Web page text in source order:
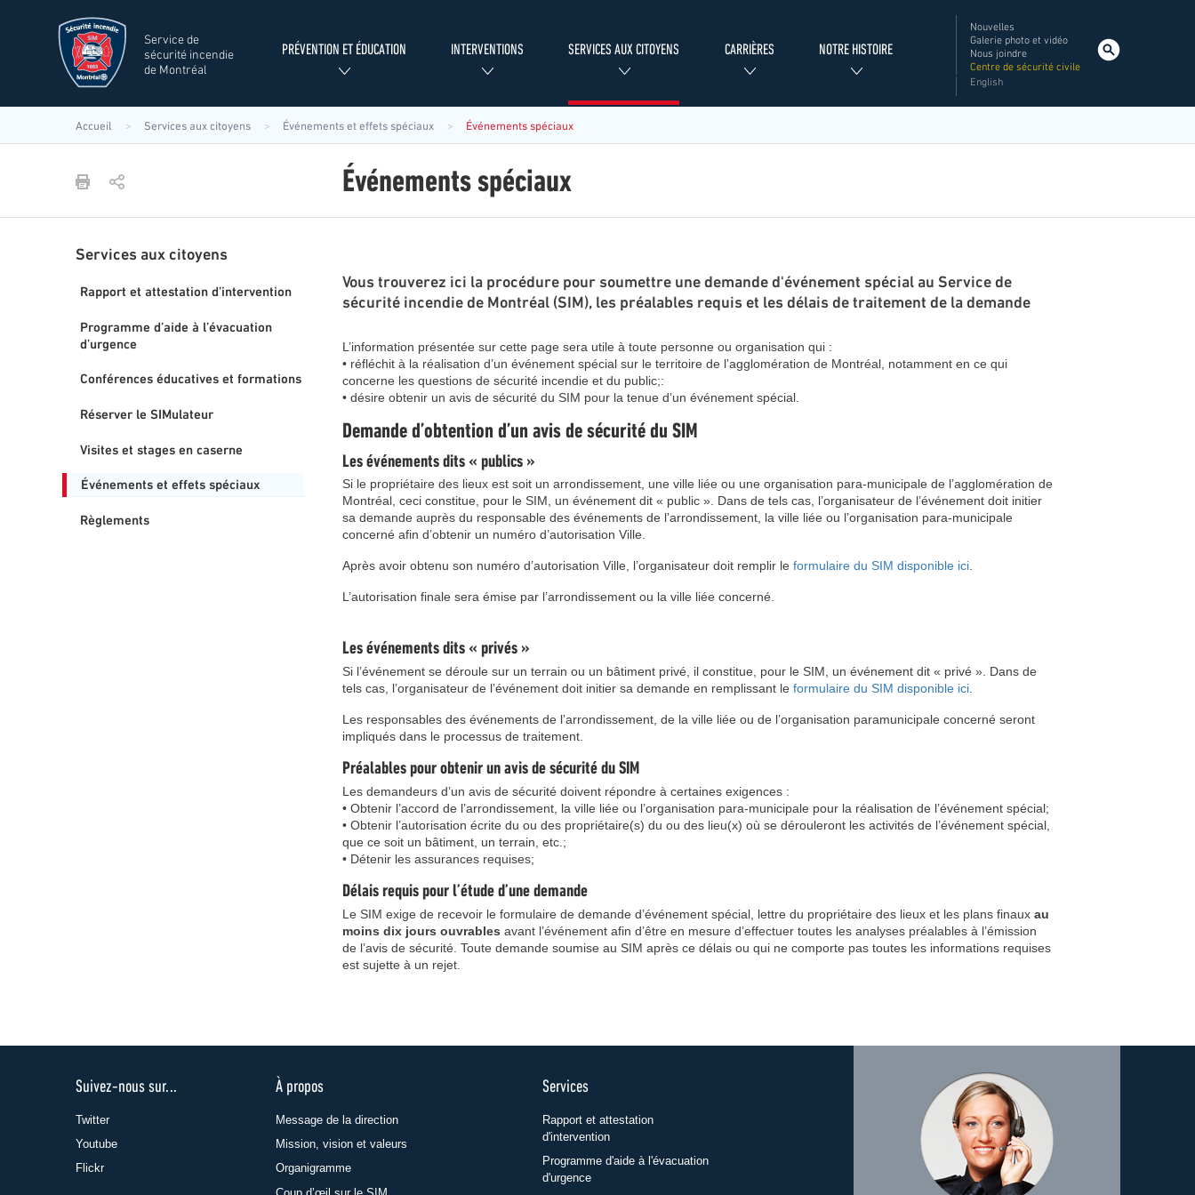
Service de
sécurité incendie
de Montréal
MenuPRÉVENTION ET ÉDUCATION INTERVENTIONS SERVICES AUX CITOYENS CARRIÈRES NOTRE HISTOIRE
Menu
utilitaires
SIM
Nouvelles
Galerie photo et vidéo
Nous joindre
Centre de sécurité civile
English
Search
Accueil Services aux citoyens Événements et effets spéciaux Événements spéciaux
Événements spéciaux
Menu
principal
Services aux citoyens
Rapport et attestation d’intervention
Programme d’aide à l’évacuation
d’urgence
Conférences éducatives et formations
Réserver le SIMulateur
Visites et stages en caserne
Événements et effets spéciaux
Règlements
Vous trouverez ici la procédure pour soumettre une demande d'événement spécial au Service de
sécurité incendie de Montréal (SIM), les préalables requis et les délais de traitement de la demande
L’information présentée sur cette page sera utile à toute personne ou organisation qui :
• réfléchit à la réalisation d’un événement spécial sur le territoire de l’agglomération de Montréal, notamment en ce qui
concerne les questions de sécurité incendie et du public;:
• désire obtenir un avis de sécurité du SIM pour la tenue d’un événement spécial.
Demande d’obtention d’un avis de sécurité du SIM
Les événements dits « publics »
Si le propriétaire des lieux est soit un arrondissement, une ville liée ou une organisation para-municipale de l’agglomération de
Montréal, ceci constitue, pour le SIM, un événement dit « public ». Dans de tels cas, l’organisateur de l’événement doit initier
sa demande auprès du responsable des événements de l’arrondissement, la ville liée ou l’organisation para-municipale
concerné afin d’obtenir un numéro d’autorisation Ville.
Après avoir obtenu son numéro d’autorisation Ville, l’organisateur doit remplir le formulaire du SIM disponible ici.
L’autorisation finale sera émise par l’arrondissement ou la ville liée concerné.
Les événements dits « privés »
Si l’événement se déroule sur un terrain ou un bâtiment privé, il constitue, pour le SIM, un événement dit « privé ». Dans de
tels cas, l’organisateur de l’événement doit initier sa demande en remplissant le formulaire du SIM disponible ici.
Les responsables des événements de l’arrondissement, de la ville liée ou de l’organisation paramunicipale concerné seront
impliqués dans le processus de traitement.
Préalables pour obtenir un avis de sécurité du SIM
Les demandeurs d’un avis de sécurité doivent répondre à certaines exigences :
• Obtenir l’accord de l’arrondissement, la ville liée ou l’organisation para-municipale pour la réalisation de l’événement spécial;
• Obtenir l’autorisation écrite du ou des propriétaire(s) du ou des lieu(x) où se dérouleront les activités de l’événement spécial,
que ce soit un bâtiment, un terrain, etc.;
• Détenir les assurances requises;
Délais requis pour l’étude d’une demande
Le SIM exige de recevoir le formulaire de demande d’événement spécial, lettre du propriétaire des lieux et les plans finaux au
moins dix jours ouvrables avant l’événement afin d’être en mesure d’effectuer toutes les analyses préalables à l’émission
de l’avis de sécurité. Toute demande soumise au SIM après ce délais ou qui ne comporte pas toutes les informations requises
est sujette à un rejet.
Suivez-nous sur...
Twitter
Youtube
Flickr
À propos
Message de la direction
Mission, vision et valeurs
Organigramme
Services
Rapport et attestation
d'intervention
Programme d'aide à l'évacuation
d'urgence
Image